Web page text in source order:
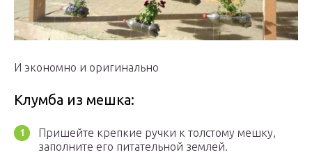
И экономно и оригинально
Клумба из мешка:
Пришейте крепкие ручки к толстому мешку,
заполните его питательной землей.